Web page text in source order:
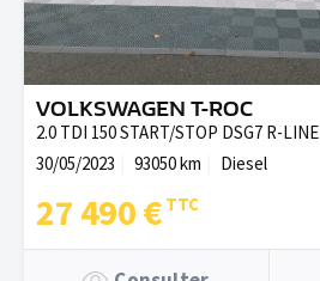
VOLKSWAGEN T-ROC
2.0 TDI 150 START/STOP DSG7 R-LINE
30/05/2023
93050 km Diesel
27 490 €